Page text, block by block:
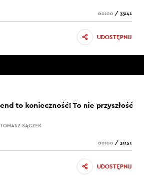
00:00 / 33:41
UDOSTĘPNIJ
to konieczność! To nie przyszłość
SĄCZEK
00:00 / 31:51
UDOSTĘPNIJ